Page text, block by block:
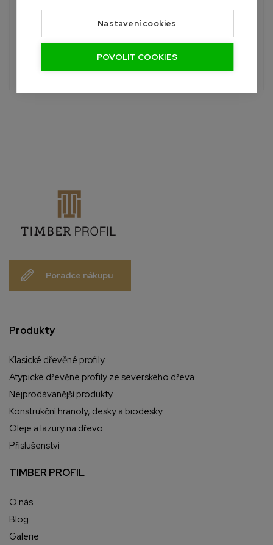
Potřebujete poradit?
+420 601 390 004
info@palubky-online.cz
Poradce nákupu
Produkty
Klasické dřevěné profily
Atypické dřevěné profily ze severského dřeva
Nejprodávanější produkty
Konstrukční hranoly, desky a biodesky
Oleje a lazury na dřevo
Příslušenství
TIMBER PROFIL
O nás
Blog
Galerie
Nastavení cookies
POVOLIT COOKIES